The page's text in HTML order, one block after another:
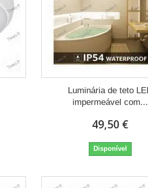
Luminária de teto
impermeável com...
49,50 €
Disponível